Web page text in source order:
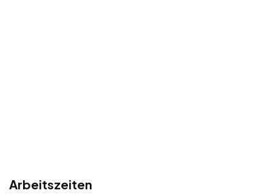
Arbeitszeiten